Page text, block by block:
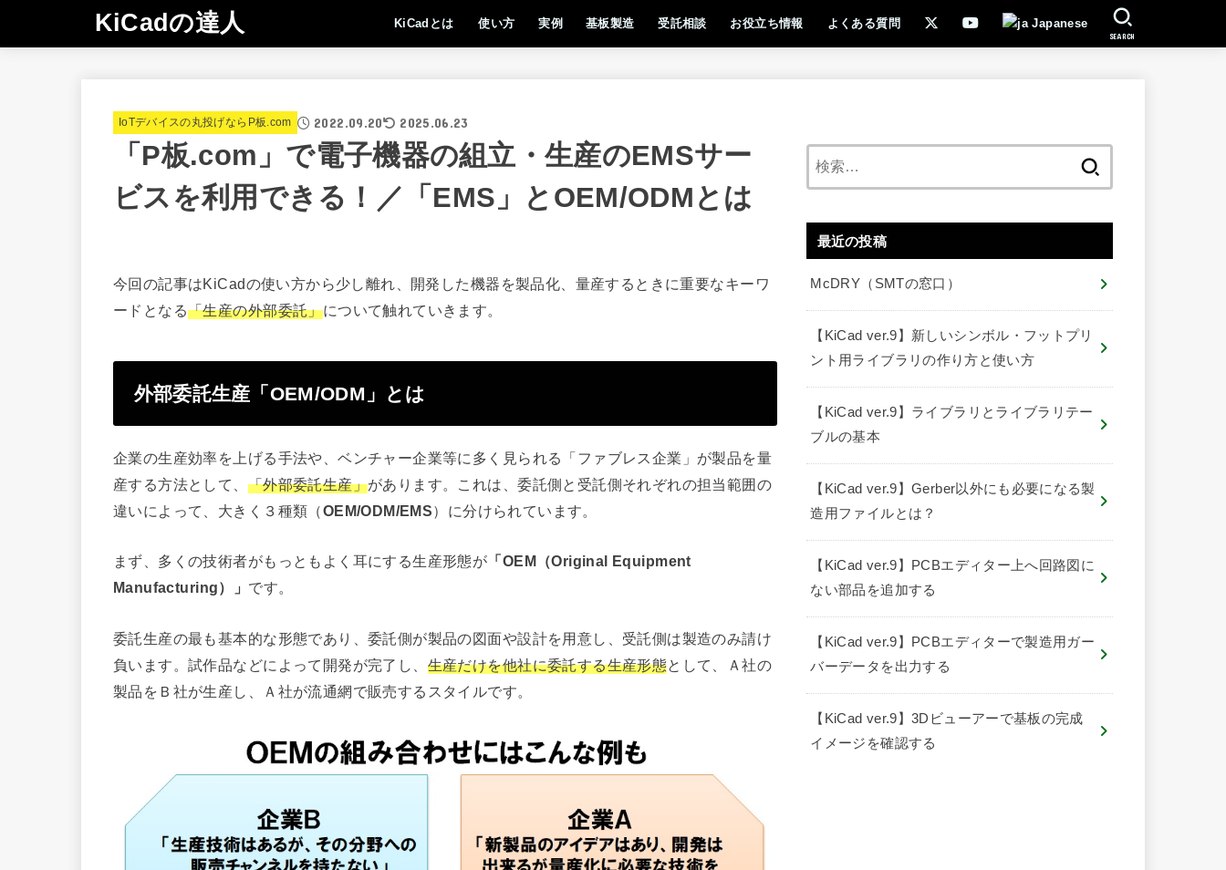
KiCadの達人 KiCadとは 使い方 実例 基板製造 受託相談 お役立ち情報 よくある質問 Japanese
SEARCH
IoTデバイスの丸投げならP板.com 2022.09.20 2025.06.23
「P板.com」で電子機器の組立・生産のEMSサー
ビスを利用できる！／「EMS」とOEM/ODMとは
今回の記事はKiCadの使い方から少し離れ、開発した機器を製品化、量産するときに重要なキーワ
ードとなる「生産の外部委託」について触れていきます。
外部委託生産「OEM/ODM」とは
企業の生産効率を上げる手法や、ベンチャー企業等に多く見られる「ファブレス企業」が製品を量
産する方法として、 「外部委託生産」があります。これは、委託側と受託側それぞれの担当範囲の
違いによって、大きく３種類（OEM/ODM/EMS）に分けられています。
まず、多くの技術者がもっともよく耳にする生産形態が 「OEM（Original Equipment
Manufacturing）」 です。
委託生産の最も基本的な形態であり、委託側が製品の図面や設計を用意し、受託側は製造のみ請け
負います。試作品などによって開発が完了し、 生産だけを他社に委託する生産形態として、Ａ社の
製品をＢ社が生産し、Ａ社が流通網で販売するスタイルです。
最近の投稿
McDRY（SMTの窓口）
【KiCad ver.9】新しいシンボル・フットプリ
ント用ライブラリの作り方と使い方
【KiCad ver.9】ライブラリとライブラリテー
ブルの基本
【KiCad ver.9】Gerber以外にも必要になる製
造用ファイルとは？
【KiCad ver.9】PCBエディター上へ回路図に
ない部品を追加する
【KiCad ver.9】PCBエディターで製造用ガー
バーデータを出力する
【KiCad ver.9】3Dビューアーで基板の完成
イメージを確認する